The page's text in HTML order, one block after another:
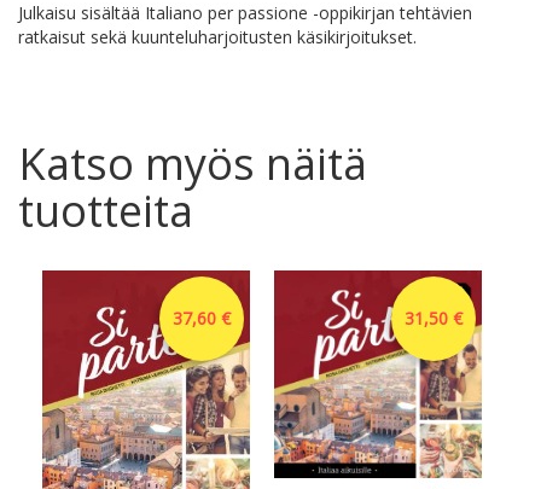
Julkaisu sisältää Italiano per passione -oppikirjan tehtävien
ratkaisut sekä kuunteluharjoitusten käsikirjoitukset.
Katso myös näitä
tuotteita
37,60 € 31,50 €